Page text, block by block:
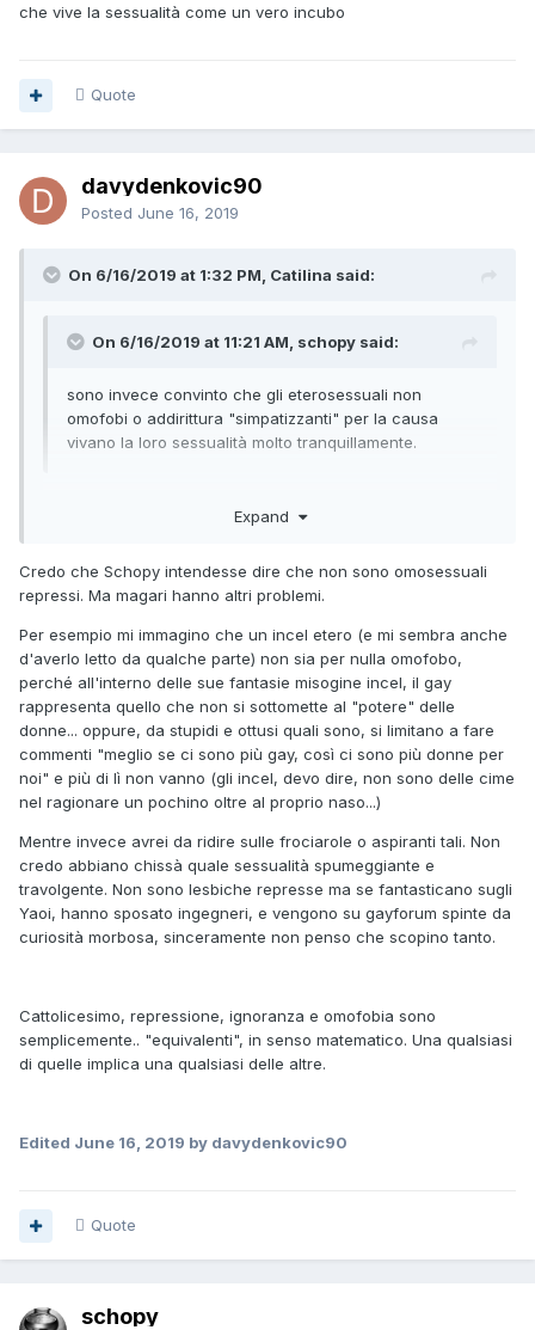
che vive la sessualità come un vero incubo
Quote
davydenkovic90
Posted June 16, 2019
On 6/16/2019 at 1:32 PM, Catilina said:
On 6/16/2019 at 11:21 AM, schopy said:
sono invece convinto che gli eterosessuali non
omofobi o addirittura "simpatizzanti" per la causa
vivano la loro sessualità molto tranquillamente.
etero che vive la sessualità come un vero incubo
Expand
Credo che Schopy intendesse dire che non sono omosessuali
repressi. Ma magari hanno altri problemi.
Per esempio mi immagino che un incel etero (e mi sembra anche
d'averlo letto da qualche parte) non sia per nulla omofobo,
perché all'interno delle sue fantasie misogine incel, il gay
rappresenta quello che non si sottomette al "potere" delle
donne... oppure, da stupidi e ottusi quali sono, si limitano a fare
commenti "meglio se ci sono più gay, così ci sono più donne per
noi" e più di lì non vanno (gli incel, devo dire, non sono delle cime
nel ragionare un pochino oltre al proprio naso...)
Mentre invece avrei da ridire sulle frociarole o aspiranti tali. Non
credo abbiano chissà quale sessualità spumeggiante e
travolgente. Non sono lesbiche represse ma se fantasticano sugli
Yaoi, hanno sposato ingegneri, e vengono su gayforum spinte da
curiosità morbosa, sinceramente non penso che scopino tanto.
Cattolicesimo, repressione, ignoranza e omofobia sono
semplicemente.. "equivalenti", in senso matematico. Una qualsiasi
di quelle implica una qualsiasi delle altre.
Edited June 16, 2019 by davydenkovic90
Quote
schopy